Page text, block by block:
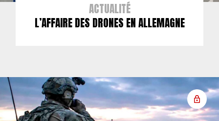
ACTUALITÉ
L’AFFAIRE DES DRONES EN ALLEMAGNE